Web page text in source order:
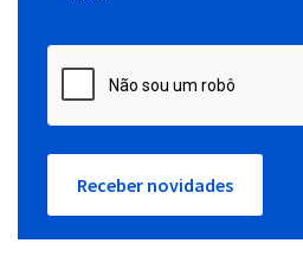
Receber novidades